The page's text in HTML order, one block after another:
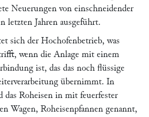
Neuerungen von einschneidender
letzten Jahren ausgeführt.
sich der Hochofenbetrieb, was
wenn die Anlage mit einem
ist, das das noch flüssige
übernimmt. In
das Roheisen in mit feuerfester
Wagen, Roheisenpfannen genannt,